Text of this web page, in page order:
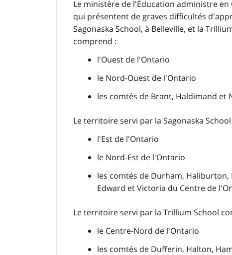
Le ministère de l'Éducation administre
qui présentent de graves difficultés
Sagonaska School, à Belleville, et la
comprend :
l'Ouest de l'Ontario
le Nord-Ouest de l'Ontario
les comtés de Brant, Haldimand et
Le territoire servi par la Sagonaska School
l'Est de l'Ontario
le Nord-Est de l'Ontario
les comtés de Durham, Haliburton,
Edward et Victoria du Centre de
Le territoire servi par la Trillium School
le Centre-Nord de l'Ontario
les comtés de Dufferin, Halton,